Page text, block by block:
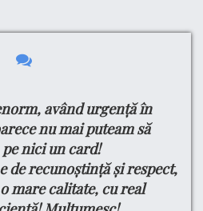
având urgență în
nu mai puteam să
nici un card!
de recunoștință și respect,
mare calitate, cu real